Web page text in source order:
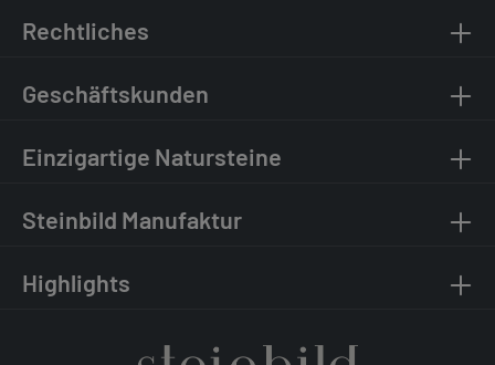
Rechtliches
Geschäftskunden
Einzigartige Natursteine
Steinbild Manufaktur
Highlights